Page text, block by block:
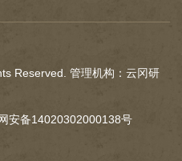
Reserved. 管理机构：云冈研
安备14020302000138号